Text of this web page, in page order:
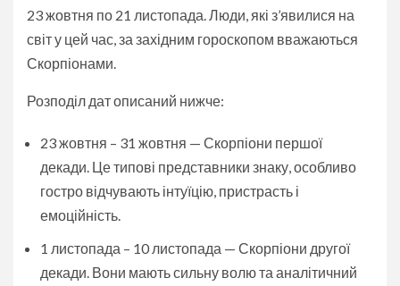
23 жовтня по 21 листопада. Люди, які з’явилися на
світ у цей час, за західним гороскопом вважаються
Скорпіонами.
Розподіл дат описаний нижче:
23 жовтня – 31 жовтня — Скорпіони першої
декади. Це типові представники знаку, особливо
гостро відчувають інтуїцію, пристрасть і
емоційність.
1 листопада – 10 листопада — Скорпіони другої
декади. Вони мають сильну волю та аналітичний